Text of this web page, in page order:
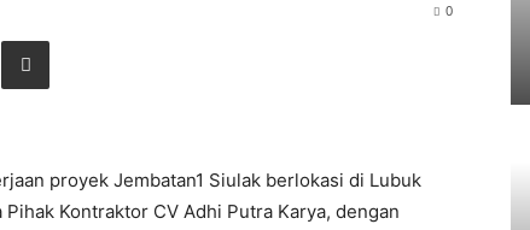
0
proyek Jembatan1 Siulak berlokasi di Lubuk
Kontraktor CV Adhi Putra Karya, dengan